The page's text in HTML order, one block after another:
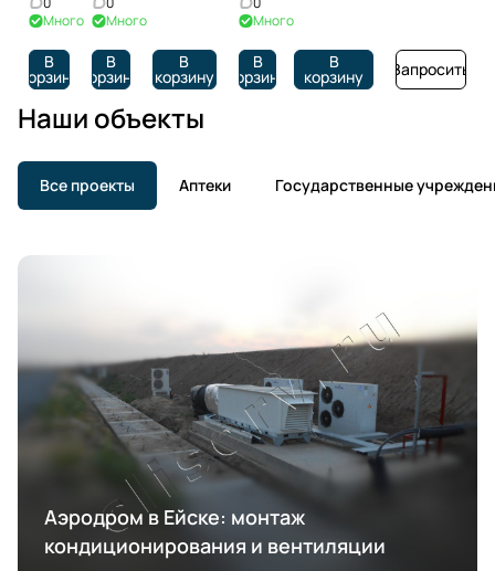
Много
В
корзину
Много
В
корзину
В
корзину
Много
В
корзину
В
корзину Запросить
Наши объекты
Все проекты Аптеки Государственные
Аэродром в Ейске: монтаж
кондиционирования и вентиляции